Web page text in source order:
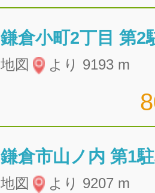
鎌倉小町2丁目 第2
地図 より 9193 m
鎌倉市山ノ内 第1
地図 より 9207 m